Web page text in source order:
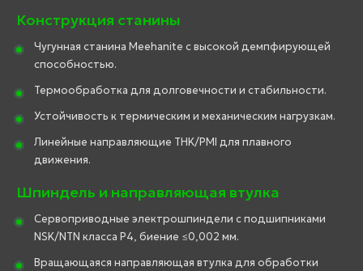
Конструкция станины
Чугунная станина Meehanite с высокой демпфирующей
способностью.
Термообработка для долговечности и стабильности.
Устойчивость к термическим и механическим нагрузкам.
Линейные направляющие THK/PMI для плавного
движения.
Шпиндель и направляющая втулка
Сервоприводные электрошпиндели с подшипниками
NSK/NTN класса P4, биение ≤0,002 мм.
Вращающаяся направляющая втулка для обработки